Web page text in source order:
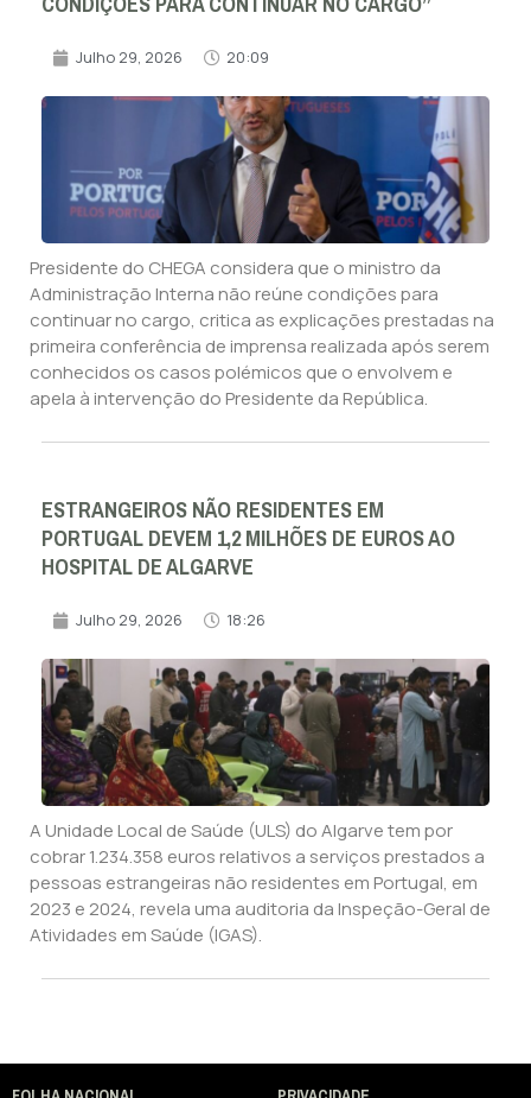
Julho 29, 2026 20:09
Presidente do CHEGA considera que o ministro da
Administração Interna não reúne condições para
continuar no cargo, critica as explicações prestadas na
primeira conferência de imprensa realizada após serem
conhecidos os casos polémicos que o envolvem e
apela à intervenção do Presidente da República.
ESTRANGEIROS NÃO RESIDENTES EM
PORTUGAL DEVEM 1,2 MILHÕES DE EUROS AO
HOSPITAL DE ALGARVE
Julho 29, 2026 18:26
A Unidade Local de Saúde (ULS) do Algarve tem por
cobrar 1.234.358 euros relativos a serviços prestados a
pessoas estrangeiras não residentes em Portugal, em
2023 e 2024, revela uma auditoria da Inspeção-Geral de
Atividades em Saúde (IGAS).